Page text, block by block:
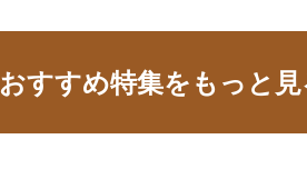
おすすめ特集をもっと